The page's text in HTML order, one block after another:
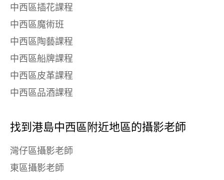
中西區插花課程
中西區魔術班
中西區陶藝課程
中西區船牌課程
中西區皮革課程
中西區品酒課程
找到港島中西區附近地區的攝影老師
灣仔區攝影老師
東區攝影老師